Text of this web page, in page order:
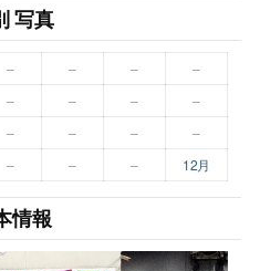
写真
– – –
–
– – – –
– – –
–
– – – 12月
情報